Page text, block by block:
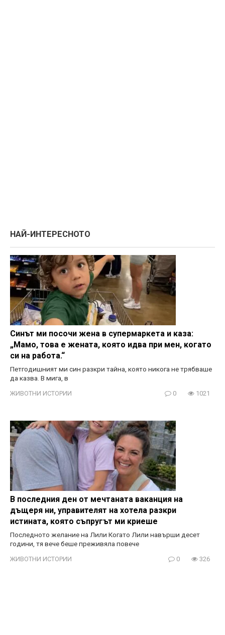
НАЙ-ИНТЕРЕСНОТО
Синът ми посочи жена в супермаркета и каза:
„Мамо, това е жената, която идва при мен, когато
си на работа.“
Петгодишният ми син разкри тайна, която никога не трябваше
да казва. В мига, в
ЖИВОТНИ ИСТОРИИ 0 1021
В последния ден от мечтаната ваканция на
дъщеря ни, управителят на хотела разкри
истината, която съпругът ми криеше
Последното желание на Лили Когато Лили навърши десет
години, тя вече беше преживяла повече
ЖИВОТНИ ИСТОРИИ 0 326